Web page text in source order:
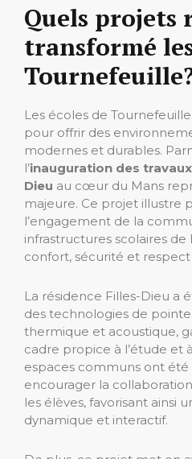
Quels projets
transformé
Les écoles de
pour offrir des
modernes et durables.
l’inauguration des
Dieu au cœur du Mans
majeure. Ce projet illustre
l’engagement de la
infrastructures scolaires
confort, sécurité et
La résidence Filles-Dieu a
des technologies de
thermique et acoustique,
cadre propice à l’étude et
espaces communs ont
encourager la
les élèves, favorisant ainsi
dynamique et interactif.